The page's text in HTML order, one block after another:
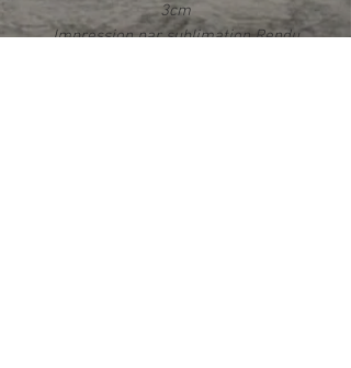
3cm
Impression par sublimation Rendu